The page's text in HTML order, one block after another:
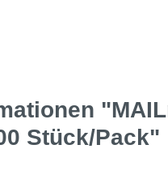
Stück/Pack"